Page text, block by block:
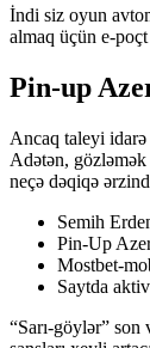
İndi siz oyun
almaq üçün e-poçt
Pin-up
Ancaq taleyi
Adətən,
neçə dəqiqə
Semih
Pin-Up
Mostbet-
Saytda
“Sarı-göylər”